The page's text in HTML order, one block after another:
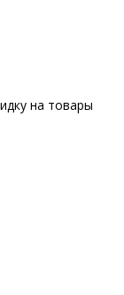
на товары